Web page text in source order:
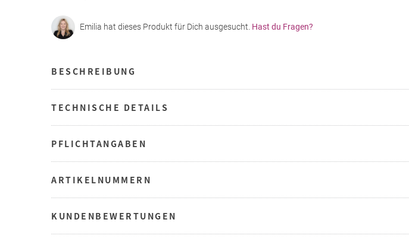
Emilia hat dieses Produkt für Dich ausgesucht. Hast du Fragen?
BESCHREIBUNG
TECHNISCHE DETAILS
PFLICHTANGABEN
ARTIKELNUMMERN
KUNDENBEWERTUNGEN